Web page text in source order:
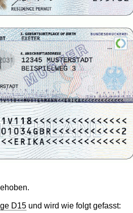
D15 und wird wie folgt gefasst: